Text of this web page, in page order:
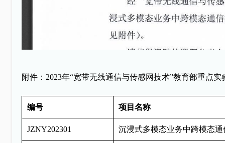
附件： 2023年“宽带无线通信与传感网技术”教育部重点实
编号 项目名称
JZNY202301 沉浸式多模态业务中跨模态